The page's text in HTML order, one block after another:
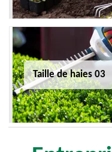
Taille de haies 03